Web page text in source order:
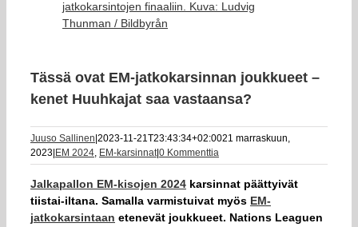
jatkokarsintojen finaaliin. Kuva: Ludvig
Thunman / Bildbyrån
Tässä ovat EM-jatkokarsinnan joukkueet –
kenet Huuhkajat saa vastaansa?
Juuso Sallinen 2023-11-21T23:43:34+02:0021 marraskuun,
2023 EM 2024, EM-karsinnat|0 Kommenttia
Jalkapallon EM-kisojen 2024 karsinnat päättyivät
tiistai-iltana. Samalla varmistuivat myös EM-
jatkokarsintaan etenevät joukkueet. Nations Leaguen